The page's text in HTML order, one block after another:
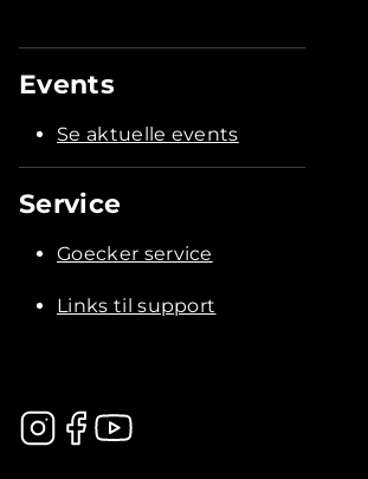
Events
Se aktuelle events
Service
Goecker service
Links til support